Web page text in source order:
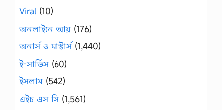
Viral (10)
অনলাইনে আয় (176)
অনার্স ও মাস্টার্স(1,440)
ই-সার্ভিস(60)
ইসলাম(542)
এইচ এস সি(1,561)